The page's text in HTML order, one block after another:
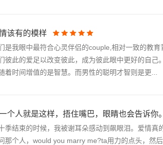
该有的模样
是我眼中最符合心灵伴侣的couple,相对一致的教
彼此的爱足以改变彼此，成为彼此眼中更好的自
着时间增值的是智慧。而男性的聪明才智则是更...
个人就是这样，捂住嘴巴，眼睛也会告诉你。
季结束的时候，我被谢耳朵感动到飙眼泪。爱情
那个人，would you marry me?ta用力的点头，然